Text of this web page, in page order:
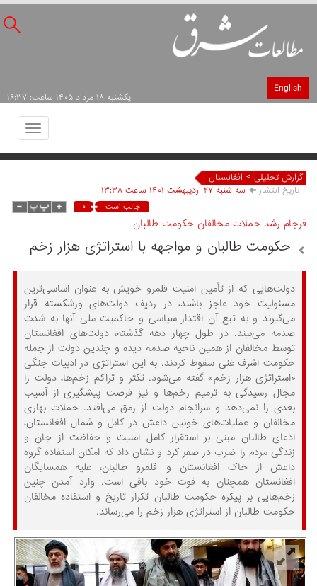
English
يکشنبه ۱۸ مرداد ۱۴۰۵ ساعت: ۱۶:۳۷
Toggle
گزارش تحلیلی > افغانستان
تاریخ انتشار
سه شنبه ۲۷ ارديبهشت ۱۴۰۱ ساعت ۱۳:۳۸
جالب است ۰
فرجام رشد حملات مخالفان حکومت طالبان
حکومت طالبان و مواجهه با استراتژی هزار زخم
دولت‌هایی که از تأمین امنیت قلمرو خویش به عنوان اساسی‌ترین
مسئولیت خود عاجز باشند، در ردیف دولت‌های ورشکسته قرار
می‌گیرند و به تبع آن اقتدار سیاسی و حاکمیت ملی آنها به شدت
صدمه می‌بیند. در طول چهار دهه گذشته، دولت‌های افغانستان
توسط مخالفان از همین ناحیه صدمه دیده و چندین دولت از جمله
حکومت اشرف غنی سقوط کردند. به این استراتژی در ادبیات جنگی
«استراتژی هزار زخم» گفته می‌شود. تکثر و تراکم زخم‌ها، دولت را
مجال رسیدگی به ترمیم زخم‌ها و نیز فرصت پیشگیری از آسیب
بعدی را نمی‌دهد و سرانجام دولت از رمق می‌افتد. حملات بهاری
مخالفان و عملیات‌های خونین داعش در کابل و شمال افغانستان،
ادعای طالبان مبنی بر استقرار کامل امنیت و حفاظت از جان و
زندگی مردم را ضرب در صفر کرد و نشان داد که امکان استفاده گروه
داعش از خاک افغانستان و قلمرو طالبان، علیه همسایگان
افغانستان همچنان به قوت خود باقی است. وارد آمدن چنین
زخم‌هایی بر پیکره حکومت طالبان تکرار تاریخ و استفاده مخالفان
حکومت طالبان از استراتژی هزار زخم را می‌رساند.